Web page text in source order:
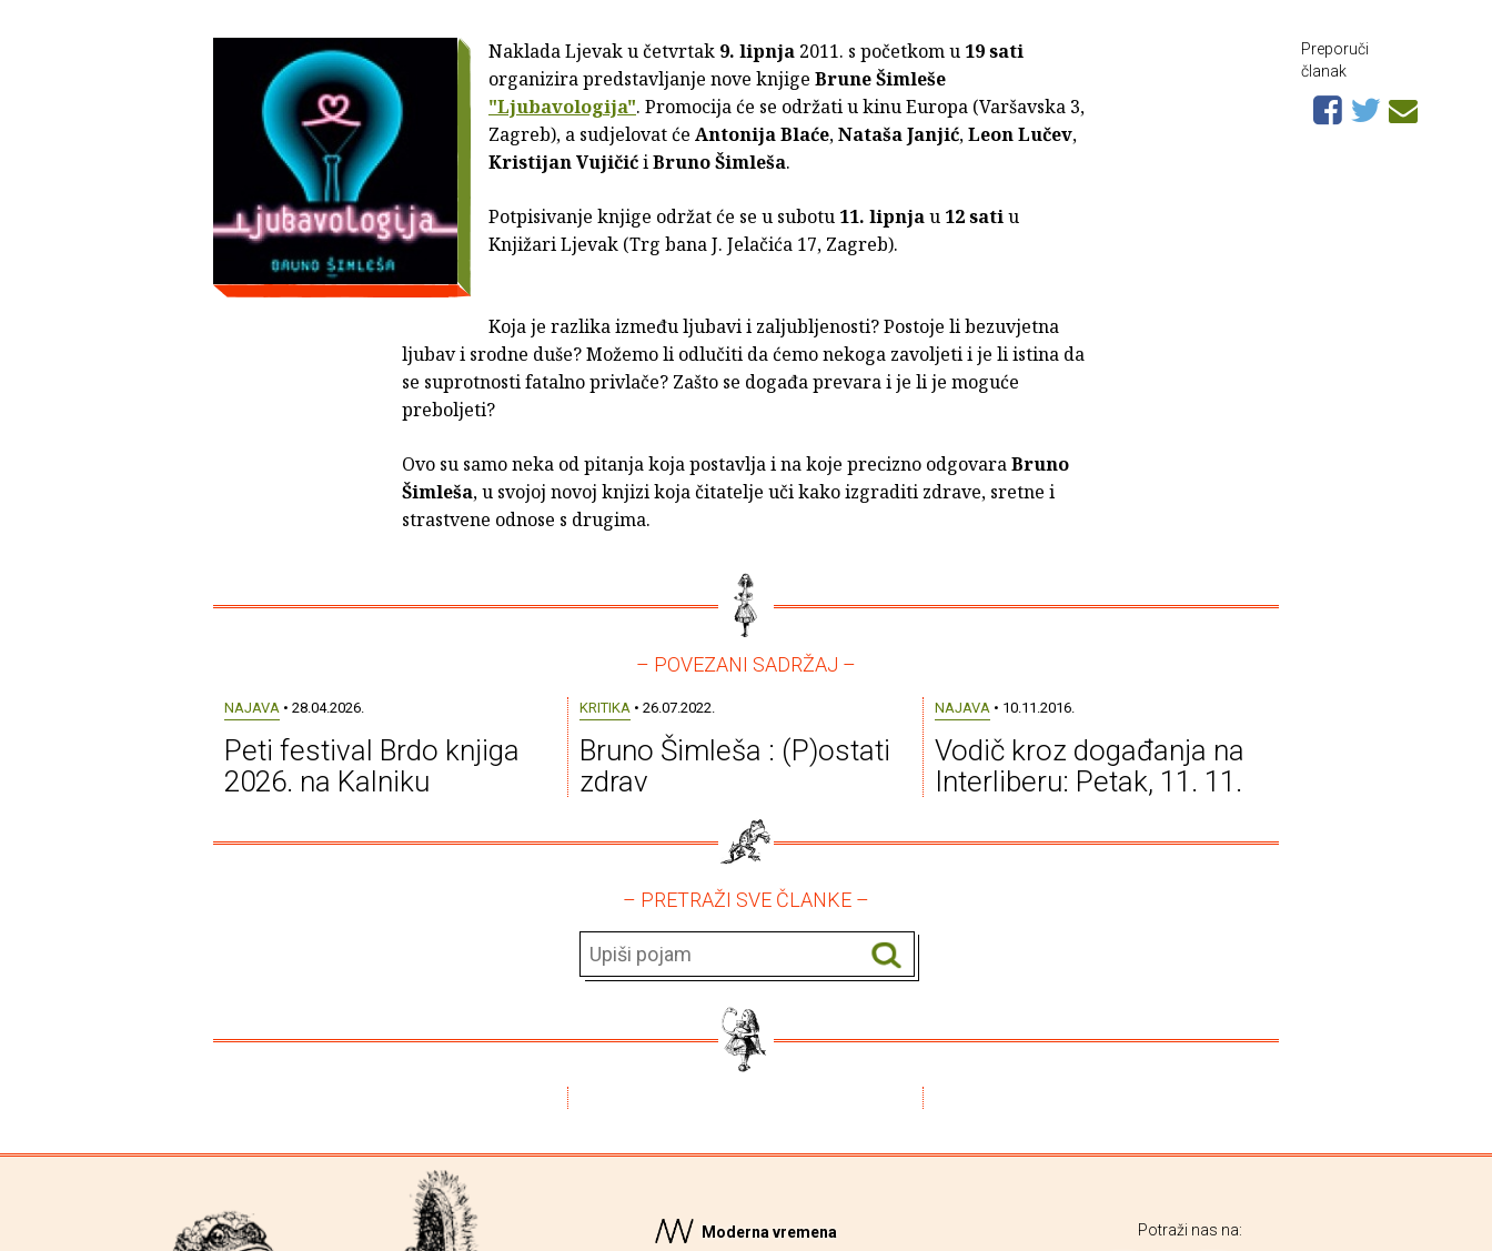
Naklada Ljevak u četvrtak 9. lipnja 2011. s početkom u 19 sati
organizira predstavljanje nove knjige Brune Šimleše
"Ljubavologija". Promocija će se održati u kinu Europa (Varšavska 3,
Zagreb), a sudjelovat će Antonija Blaće,Nataša Janjić,Leon Lučev,
Kristijan VujičićiBruno Šimleša.
Potpisivanje knjige održat će se u subotu 11. lipnjau 12 satiu
Knjižari Ljevak (Trg bana J. Jelačića 17, Zagreb).
Koja je razlika između ljubavi i zaljubljenosti? Postoje li bezuvjetna
ljubav i srodne duše? Možemo li odlučiti da ćemo nekoga zavoljeti i je li istina da
se suprotnosti fatalno privlače? Zašto se događa prevara i je li je moguće
preboljeti?
Ovo su samo neka od pitanja koja postavlja i na koje precizno odgovaraBruno
Šimleša, u svojoj novoj knjizi koja čitatelje uči kako izgraditi zdrave, sretne i
strastvene odnose s drugima.
Preporuči
članak
– POVEZANI SADRŽAJ –
NAJAVA • 28.04.2026.
Peti festival Brdo knjiga
2026. na Kalniku
KRITIKA • 26.07.2022.
Bruno Šimleša : (P)ostati
zdrav
NAJAVA • 10.11.2016.
Vodič kroz događanja na
Interliberu: Petak, 11. 11.
– PRETRAŽI SVE ČLANKE –
Moderna vremena Potraži nas na: